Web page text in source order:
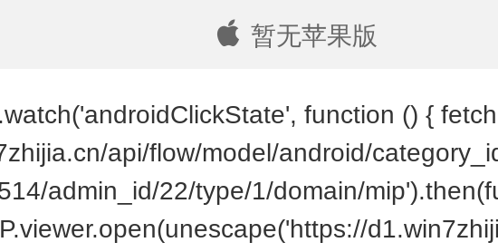
暂无苹果版
function () {
api/flow/model/android/
admin_id/22/type/1/domain/